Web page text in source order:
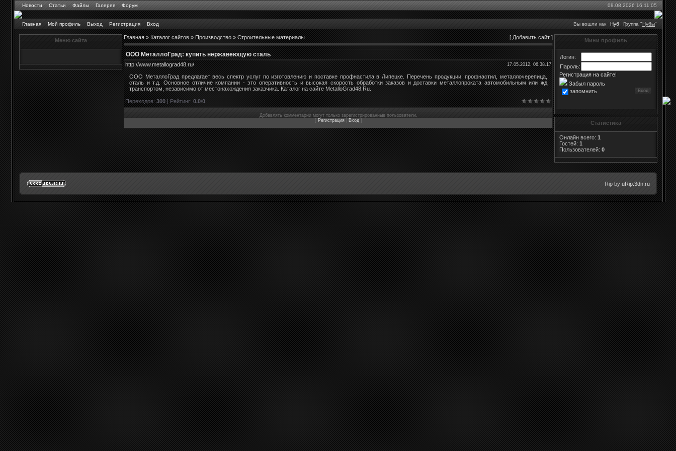
Новости Статьи Файлы Галерея Форум 08.08.2026 16.11.05
Главная Мой профиль Выход Регистрация Вход Вы вошли как Нуб Группа "Нубы"
Меню сайта Главная»Каталог сайтов»Производство»Строительные материалы [Добавить сайт]
ООО МеталлоГрад: купить нержавеющую сталь
http://www.metallograd48.ru/ 17.05.2012, 06.38.17
ООО МеталлоГрад предлагает весь спектр услуг по изготовлению и поставке профнастила в Липецке. Перечень продукции: профнастил, металлочерепица,
сталь и т.д. Основное отличие компании - это оперативность и высокая скорость обработки заказов и доставки металлопроката автомобильным или жд
транспортом, независимо от местонахождения заказчика. Каталог на сайте MetalloGrad48.Ru.
Переходов:300|Рейтинг:0.0/0
Добавлять комментарии могут только зарегистрированные пользователи.
Регистрация| Вход]
Мини профиль
Логин:
Пароль:
Регистрация на сайте!
Забыл пароль
запомнить
Статистика
Онлайн всего: 1
Гостей: 1
Пользователей: 0
Rip by uRip.3dn.ru